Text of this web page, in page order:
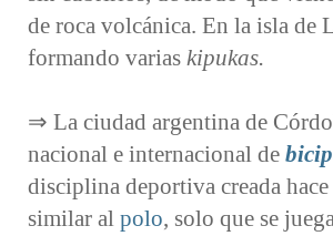
de roca volcánica. En la isla de
formando varias kipukas.
⇒ La ciudad argentina de
nacional e internacional de
disciplina deportiva creada
similar al polo, solo que se